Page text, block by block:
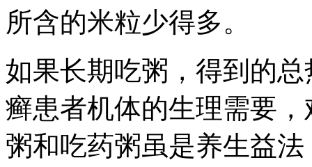
所含的米粒少得多。
如果长期吃粥，得到的
癣患者机体的生理需要
粥和吃药粥虽是养生益